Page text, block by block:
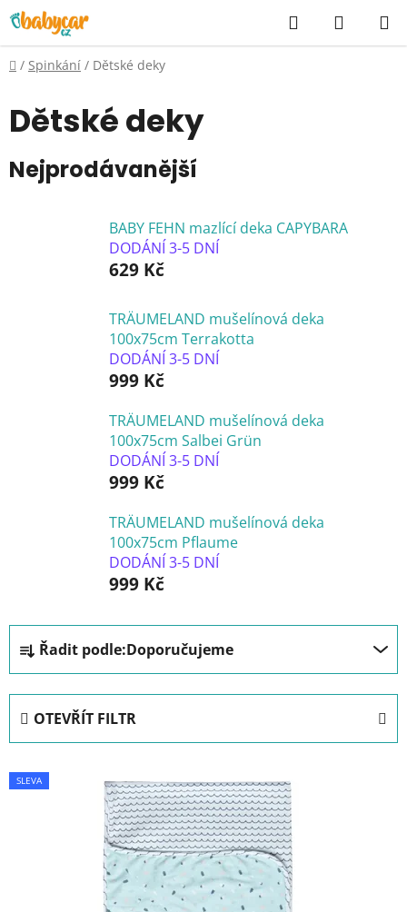
Přejít
na
obsah
Hledat
KOŠÍK
Domů
/ Spinkání / Dětské deky
Dětské deky
Nejprodávanější
BABY FEHN mazlící deka CAPYBARA
DODÁNÍ 3-5 DNÍ
629 Kč
TRÄUMELAND mušelínová deka
100x75cm Terrakotta
DODÁNÍ 3-5 DNÍ
999 Kč
TRÄUMELAND mušelínová deka
100x75cm Salbei Grün
DODÁNÍ 3-5 DNÍ
999 Kč
TRÄUMELAND mušelínová deka
100x75cm Pflaume
DODÁNÍ 3-5 DNÍ
999 Kč
Ř
a
z
e
n
p
Řadit podle:Doporučujeme
OTEVŘÍT FILTR
V
ý
SLEVA